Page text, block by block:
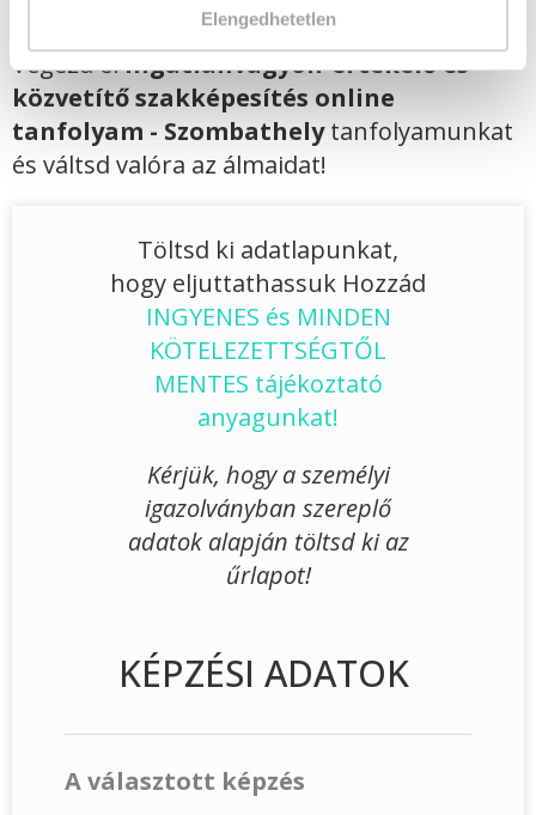
Elengedhetetlen
Végezd elIngatlanvagyon-értékelő és -
közvetítő szakképesítés online
tanfolyam - Szombathelytanfolyamunkat
és váltsd valóra az álmaidat!
Töltsd ki adatlapunkat,
hogy eljuttathassuk Hozzád
INGYENES és MINDEN
KÖTELEZETTSÉGTŐL
MENTES tájékoztató
anyagunkat!
Kérjük, hogy a személyi
igazolványban szereplő
adatok alapján töltsd ki az
űrlapot!
KÉPZÉSI ADATOK
A választott képzés